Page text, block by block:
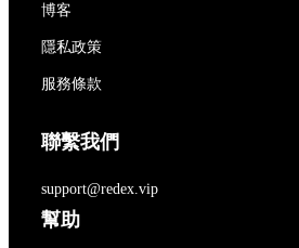
博客
隱私政策
服務條款
聯繫我們
support@redex.vip
幫助